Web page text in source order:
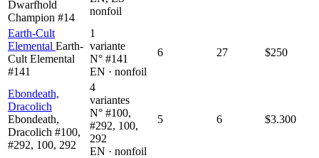
Dwarfhold
Champion #14
nonfoil
Earth-Cult
Elemental Earth-
Cult Elemental
#141
1
variante
N° #141
EN · nonfoil
6 27 $250
Ebondeath,
Dracolich
Ebondeath,
Dracolich #100,
#292, 100, 292
4
variantes
N° #100,
#292, 100,
292
EN · nonfoil
5 6 $3.300